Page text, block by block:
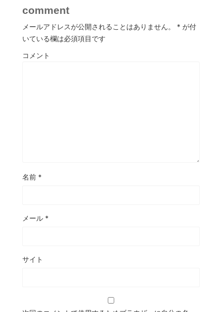
comment
メールアドレスが公開されることはありません。 * が付
いている欄は必須項目です
コメント
名前 *
メール *
サイト